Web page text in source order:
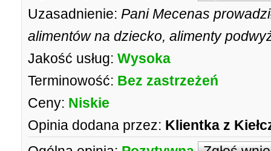
Uzasadnienie: Pani Mecenas
alimentów na dziecko, alimenty
Jakość usług: Wysoka
Terminowość: Bez zastrzeżeń
Ceny: Niskie
Opinia dodana przez: Klientka z